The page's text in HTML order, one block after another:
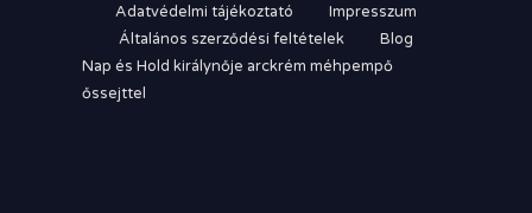
Adatvédelmi tájékoztató
Impresszum
Általános szerződési feltételek
Blog
Nap és Hold királynője arckrém méhpempő
őssejttel